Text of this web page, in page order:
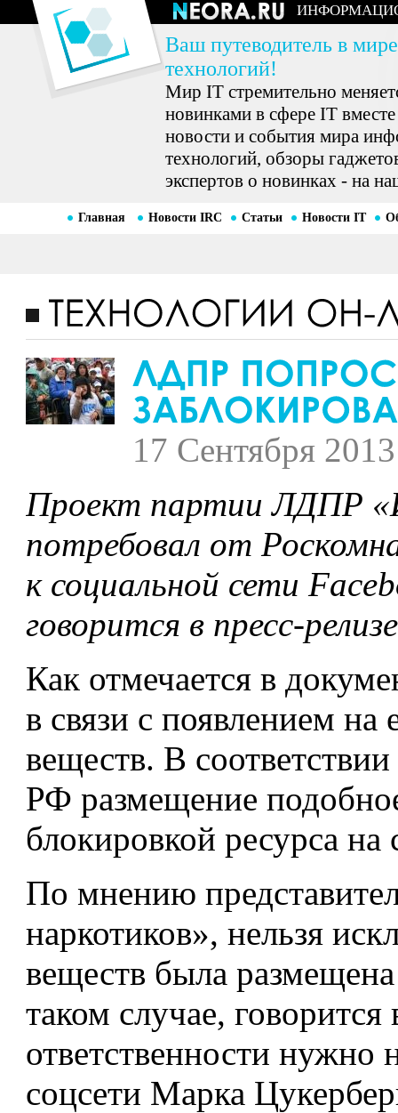
Ваш путеводитель в
технологий!
Мир IT стремительно
новинками в сфере IT
новости и события мира
технологий, обзоры
экспертов о новинках - на
Главная Новости IRC Статьи Новости IT
17 Сентября 2013
Проект партии ЛДПР
потребовал от
к социальной сети
говорится в пресс-
Как отмечается в
в связи с появлением на
веществ. В
РФ размещение
блокировкой ресурса
По мнению
наркотиков», нельзя
веществ была
таком случае, говорится
ответственности нужно
соцсети Марка